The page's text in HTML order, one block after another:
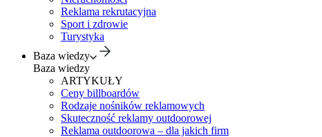
Reklama rekrutacyjna
Sport i zdrowie
Turystyka
Baza wiedzy
Baza wiedzy
ARTYKUŁY
Ceny billboardów
Rodzaje nośników reklamowych
Skuteczność reklamy outdoorowej
Reklama outdoorowa – dla jakich firm